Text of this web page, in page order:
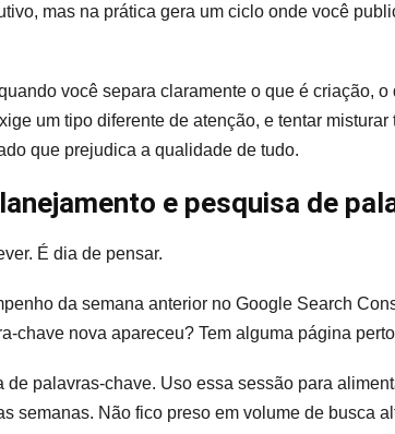
mas na prática gera um ciclo onde você
você separa claramente o que é criação,
um tipo diferente de atenção, e tentar
que prejudica a qualidade de tudo.
e pesquisa de
É dia de pensar.
da semana anterior no Google Search
chave nova apareceu? Tem alguma página
de palavras-chave. Uso essa sessão para
semanas. Não fico preso em volume de busca